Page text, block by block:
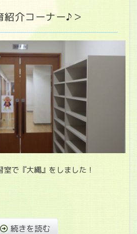
紹介コーナー♪＞
で『大縄』をしました！
続きを読む